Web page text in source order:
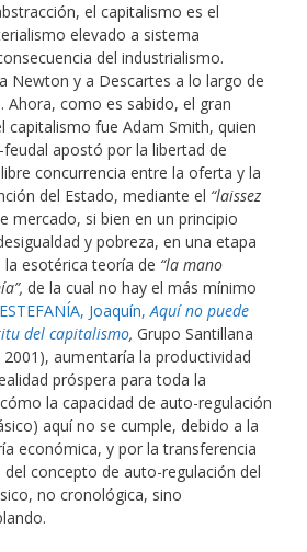
el capitalismo es el
elevado a sistema
del industrialismo.
Newton y a Descartes a lo largo de
Ahora, como es sabido, el gran
capitalismo fue Adam Smith, quien
apostó por la libertad de
concurrencia entre la oferta y la
del Estado, mediante el “laissez
mercado, si bien en un principio
y pobreza, en una etapa
esotérica teoría de “la mano
de la cual no hay el más mínimo
ESTEFANÍA, Joaquín,Aquí no puede
del capitalismo, Grupo Santillana
aumentaría la productividad
próspera para toda la
la capacidad de auto-regulación
aquí no se cumple, debido a la
económica, y por la transferencia
concepto de auto-regulación del
no cronológica, sino